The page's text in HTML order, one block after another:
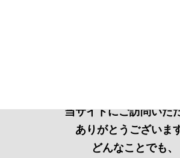
当サイトにご訪問いた
ありがとうございま
どんなことでも、